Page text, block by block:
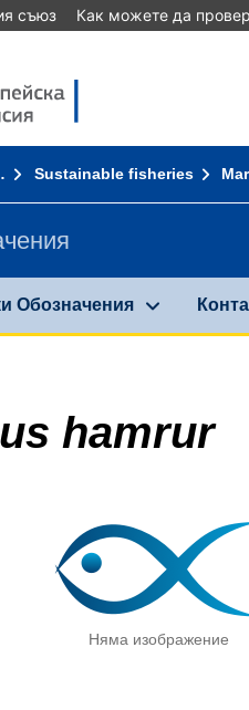
съюз Как можете да
Sustainable fisheries
Обозначения
hamrur
Няма изображение